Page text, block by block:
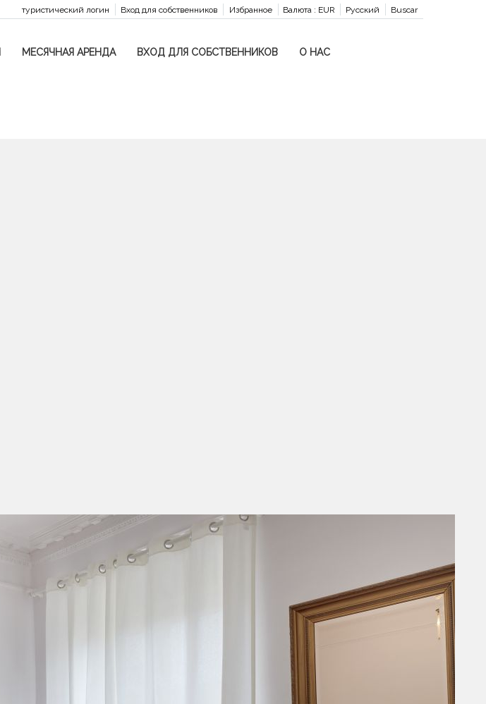
Buscar
Русский
Валюта : EUR
Избранное
Вход для собственников
туристический логин
МЕСЯЧНАЯ АРЕНДА ВХОД ДЛЯ СОБСТВЕННИКОВ О НАС